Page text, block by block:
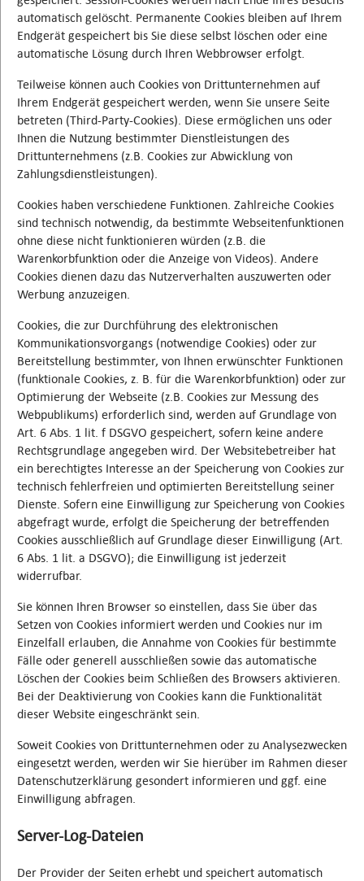
automatisch gelöscht. Permanente Cookies bleiben auf Ihrem
Endgerät gespeichert bis Sie diese selbst löschen oder eine
automatische Lösung durch Ihren Webbrowser erfolgt.
Teilweise können auch Cookies von Drittunternehmen auf
Ihrem Endgerät gespeichert werden, wenn Sie unsere Seite
betreten (Third-Party-Cookies). Diese ermöglichen uns oder
Ihnen die Nutzung bestimmter Dienstleistungen des
Drittunternehmens (z.B. Cookies zur Abwicklung von
Zahlungsdienstleistungen).
Cookies haben verschiedene Funktionen. Zahlreiche Cookies
sind technisch notwendig, da bestimmte Webseitenfunktionen
ohne diese nicht funktionieren würden (z.B. die
Warenkorbfunktion oder die Anzeige von Videos). Andere
Cookies dienen dazu das Nutzerverhalten auszuwerten oder
Werbung anzuzeigen.
Cookies, die zur Durchführung des elektronischen
Kommunikationsvorgangs (notwendige Cookies) oder zur
Bereitstellung bestimmter, von Ihnen erwünschter Funktionen
(funktionale Cookies, z. B. für die Warenkorbfunktion) oder zur
Optimierung der Webseite (z.B. Cookies zur Messung des
Webpublikums) erforderlich sind, werden auf Grundlage von
Art. 6 Abs. 1 lit. f DSGVO gespeichert, sofern keine andere
Rechtsgrundlage angegeben wird. Der Websitebetreiber hat
ein berechtigtes Interesse an der Speicherung von Cookies zur
technisch fehlerfreien und optimierten Bereitstellung seiner
Dienste. Sofern eine Einwilligung zur Speicherung von Cookies
abgefragt wurde, erfolgt die Speicherung der betreffenden
Cookies ausschließlich auf Grundlage dieser Einwilligung (Art.
6 Abs. 1 lit. a DSGVO); die Einwilligung ist jederzeit
widerrufbar.
Sie können Ihren Browser so einstellen, dass Sie über das
Setzen von Cookies informiert werden und Cookies nur im
Einzelfall erlauben, die Annahme von Cookies für bestimmte
Fälle oder generell ausschließen sowie das automatische
Löschen der Cookies beim Schließen des Browsers aktivieren.
Bei der Deaktivierung von Cookies kann die Funktionalität
dieser Website eingeschränkt sein.
Soweit Cookies von Drittunternehmen oder zu Analysezwecken
eingesetzt werden, werden wir Sie hierüber im Rahmen dieser
Datenschutzerklärung gesondert informieren und ggf. eine
Einwilligung abfragen.
Server-Log-Dateien
Der Provider der Seiten erhebt und speichert automatisch